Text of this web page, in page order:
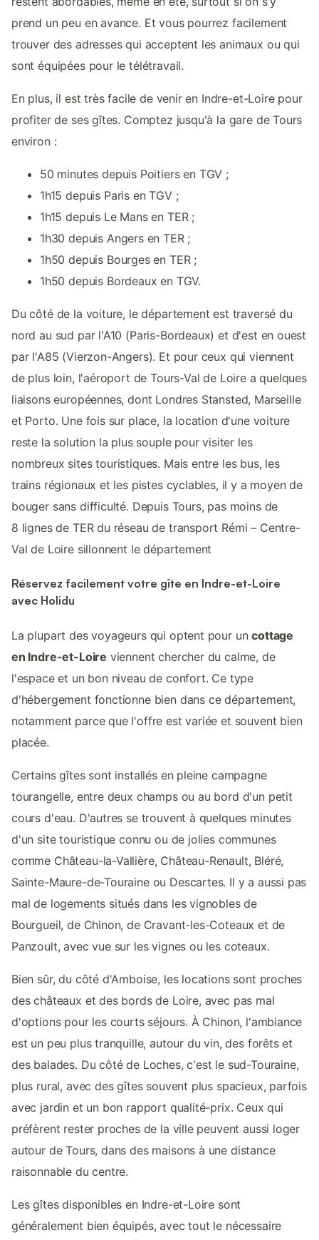
prend un peu en avance. Et vous pourrez facilement
trouver des adresses qui acceptent les animaux ou qui
sont équipées pour le télétravail.
En plus, il est très facile de venir en Indre-et-Loire pour
profiter de ses gîtes. Comptez jusqu'à la gare de Tours
environ :
50 minutes depuis Poitiers en TGV ;
1h15 depuis Paris en TGV ;
1h15 depuis Le Mans en TER ;
1h30 depuis Angers en TER ;
1h50 depuis Bourges en TER ;
1h50 depuis Bordeaux en TGV.
Du côté de la voiture, le département est traversé du
nord au sud par l'A10 (Paris-Bordeaux) et d'est en ouest
par l'A85 (Vierzon-Angers). Et pour ceux qui viennent
de plus loin, l'aéroport de Tours-Val de Loire a quelques
liaisons européennes, dont Londres Stansted, Marseille
et Porto. Une fois sur place, la location d'une voiture
reste la solution la plus souple pour visiter les
nombreux sites touristiques. Mais entre les bus, les
trains régionaux et les pistes cyclables, il y a moyen de
bouger sans difficulté. Depuis Tours, pas moins de
8 lignes de TER du réseau de transport Rémi – Centre-
Val de Loire sillonnent le département
Réservez facilement votre gîte en Indre-et-Loire
avec Holidu
La plupart des voyageurs qui optent pour uncottage
en Indre-et-Loire viennent chercher du calme, de
l'espace et un bon niveau de confort. Ce type
d'hébergement fonctionne bien dans ce département,
notamment parce que l'offre est variée et souvent bien
placée.
Certains gîtes sont installés en pleine campagne
tourangelle, entre deux champs ou au bord d'un petit
cours d'eau. D'autres se trouvent à quelques minutes
d'un site touristique connu ou de jolies communes
comme Château-la-Vallière, Château-Renault, Bléré,
Sainte-Maure-de-Touraine ou Descartes. Il y a aussi pas
mal de logements situés dans les vignobles de
Bourgueil, de Chinon, de Cravant-les-Coteaux et de
Panzoult, avec vue sur les vignes ou les coteaux.
Bien sûr, du côté d'Amboise, les locations sont proches
des châteaux et des bords de Loire, avec pas mal
d'options pour les courts séjours. À Chinon, l'ambiance
est un peu plus tranquille, autour du vin, des forêts et
des balades. Du côté de Loches, c'est le sud-Touraine,
plus rural, avec des gîtes souvent plus spacieux, parfois
avec jardin et un bon rapport qualité-prix. Ceux qui
préfèrent rester proches de la ville peuvent aussi loger
autour de Tours, dans des maisons à une distance
raisonnable du centre.
Les gîtes disponibles en Indre-et-Loire sont
généralement bien équipés, avec tout le nécessaire